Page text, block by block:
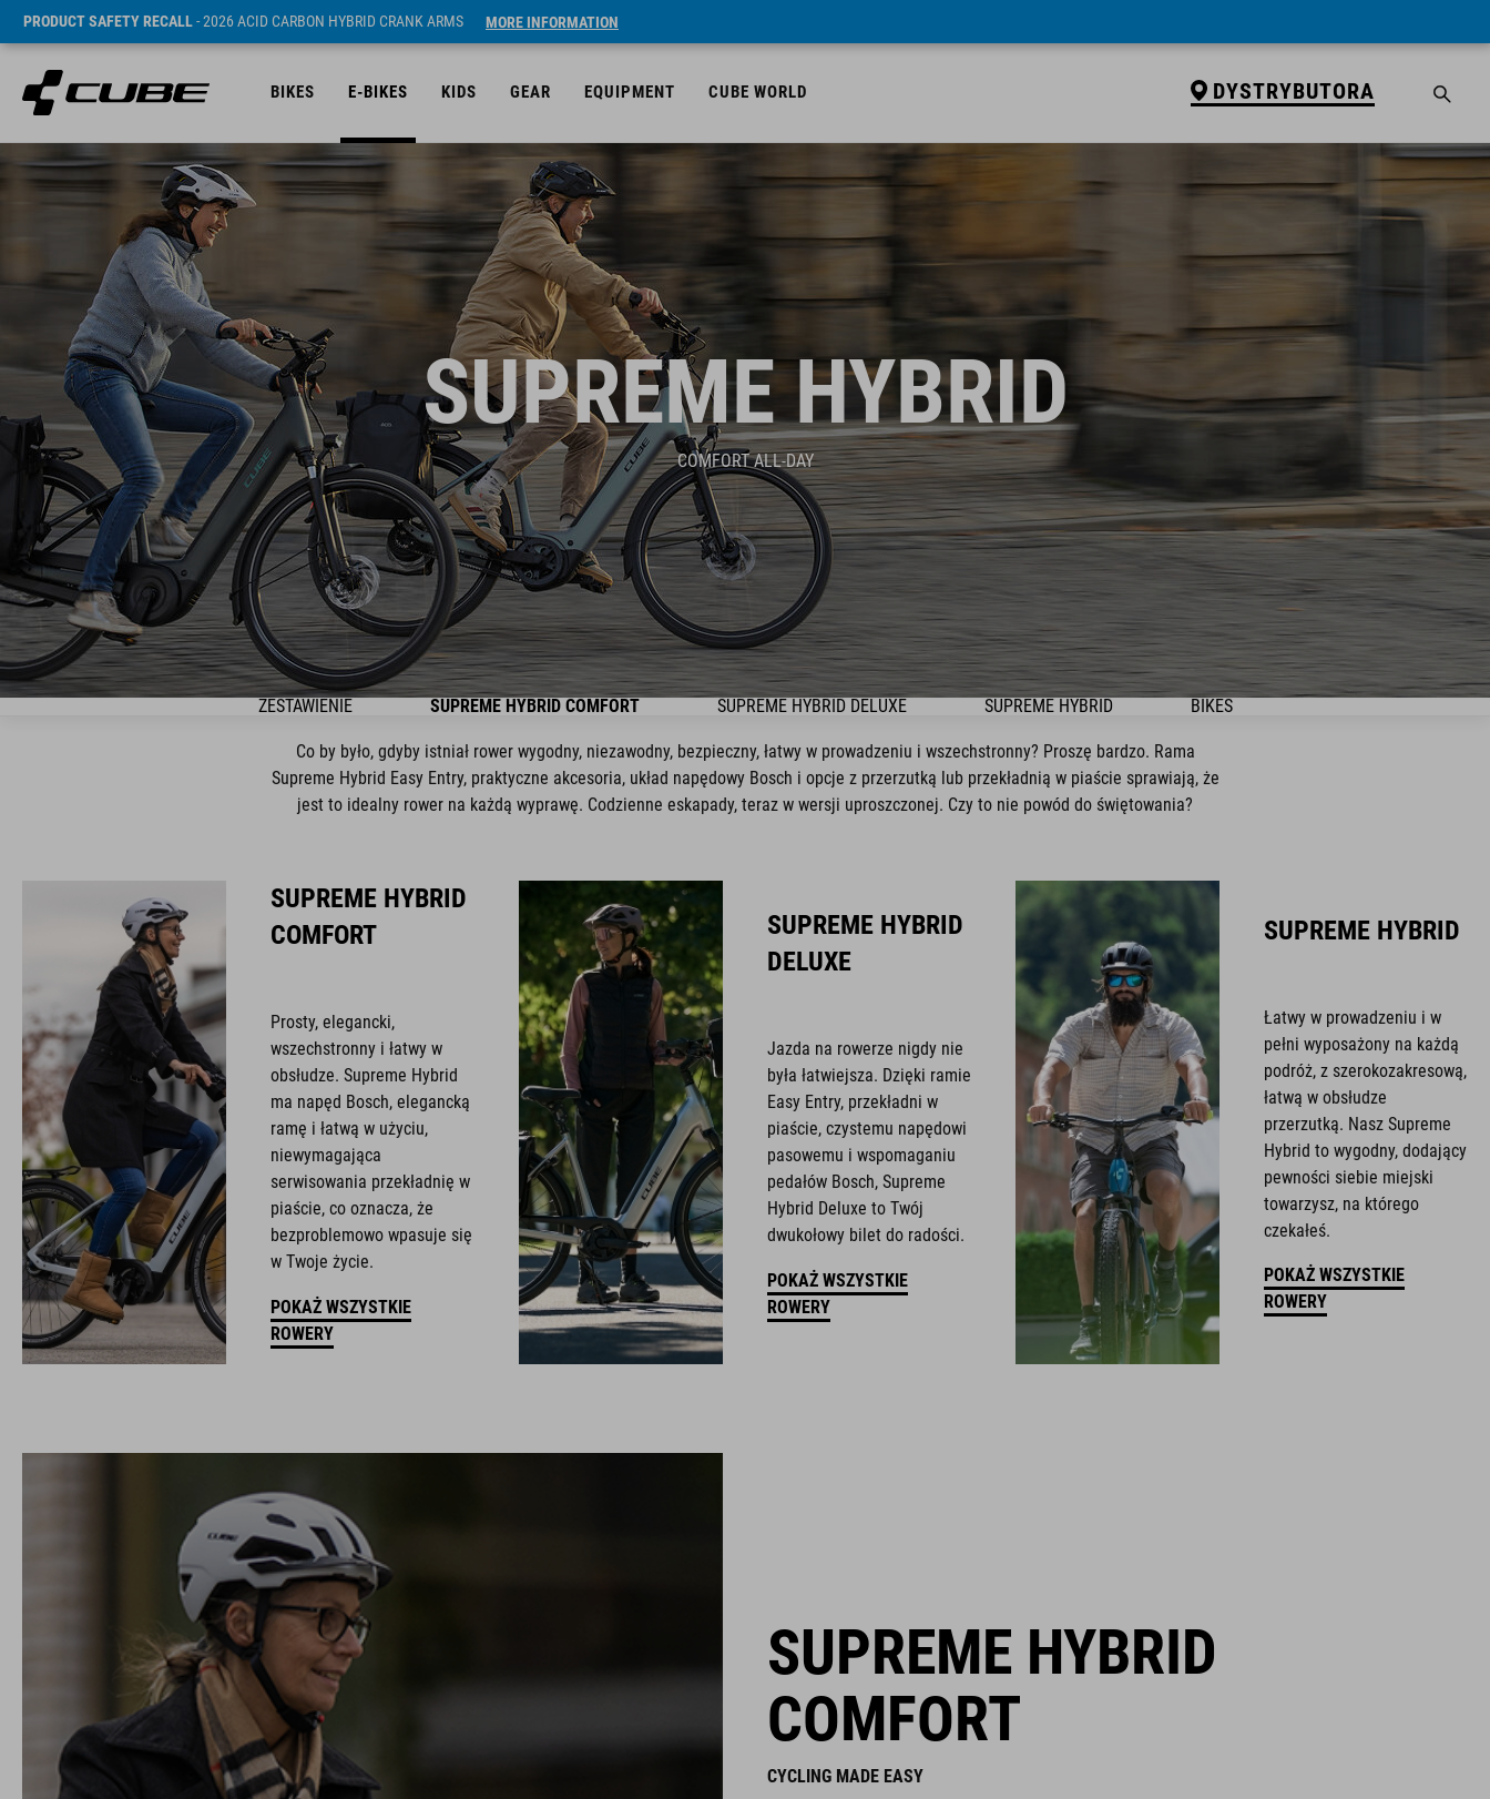
PRODUCT SAFETY RECALL- 2026 ACID CARBON HYBRID CRANK ARMS MORE INFORMATION
BIKES E-BIKES KIDS GEAR EQUIPMENT CUBE WORLD DYSTRYBUTORA
SUPREME HYBRID
COMFORT ALL-DAY
ZESTAWIENIE SUPREME HYBRID COMFORT SUPREME HYBRID DELUXE SUPREME HYBRID BIKES
Co by było, gdyby istniał rower wygodny, niezawodny, bezpieczny, łatwy w prowadzeniu i wszechstronny? Proszę bardzo. Rama
Supreme Hybrid Easy Entry, praktyczne akcesoria, układ napędowy Bosch i opcje z przerzutką lub przekładnią w piaście sprawiają, że
jest to idealny rower na każdą wyprawę. Codzienne eskapady, teraz w wersji uproszczonej. Czy to nie powód do świętowania?
SUPREME HYBRID
COMFORT
Prosty, elegancki,
wszechstronny i łatwy w
obsłudze. Supreme Hybrid
ma napęd Bosch, elegancką
ramę i łatwą w użyciu,
niewymagająca
serwisowania przekładnię w
piaście, co oznacza, że
bezproblemowo wpasuje się
w Twoje życie.
POKAŻ WSZYSTKIE
ROWERY
SUPREME HYBRID
DELUXE
Jazda na rowerze nigdy nie
była łatwiejsza. Dzięki ramie
Easy Entry, przekładni w
piaście, czystemu napędowi
pasowemu i wspomaganiu
pedałów Bosch, Supreme
Hybrid Deluxe to Twój
dwukołowy bilet do radości.
POKAŻ WSZYSTKIE
ROWERY
SUPREME HYBRID
Łatwy w prowadzeniu i w
pełni wyposażony na każdą
podróż, z szerokozakresową,
łatwą w obsłudze
przerzutką. Nasz Supreme
Hybrid to wygodny, dodający
pewności siebie miejski
towarzysz, na którego
czekałeś.
POKAŻ WSZYSTKIE
ROWERY
SUPREME HYBRID
COMFORT
CYCLING MADE EASY